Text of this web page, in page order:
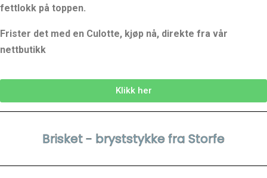
fettlokk på toppen.
Frister det med en Culotte, kjøp nå, direkte fra vår
nettbutikk
Klikk her
Brisket - bryststykke fra Storfe